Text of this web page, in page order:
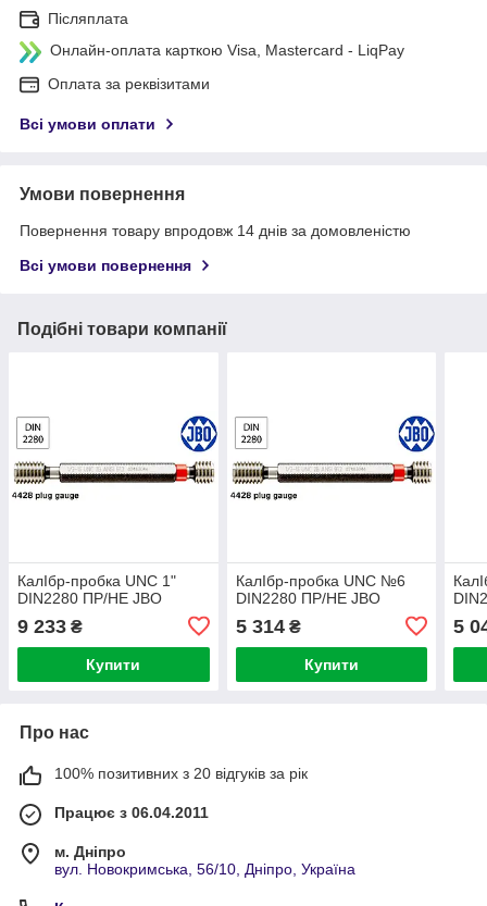
Післяплата
Онлайн-оплата карткою Visa, Mastercard - LiqPay
Оплата за реквізитами
Всі умови оплати
Умови повернення
Повернення товару впродовж 14 днів за домовленістю
Всі умови повернення
Подібні товари компанії
КалІбр-пробка UNC 1"
DIN2280 ПР/НЕ JBO
9 233 ₴
Купити
КалІбр-пробка UNC №6
DIN2280 ПР/НЕ JBO
5 314₴
Купити
5
Про нас
100% позитивних з 20 відгуків за рік
Працює з 06.04.2011
м. Дніпро
вул. Новокримська, 56/10, Дніпро, Україна